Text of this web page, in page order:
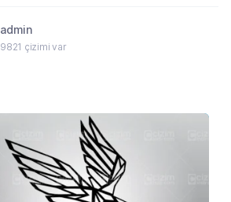
admin
9821 çizimi var